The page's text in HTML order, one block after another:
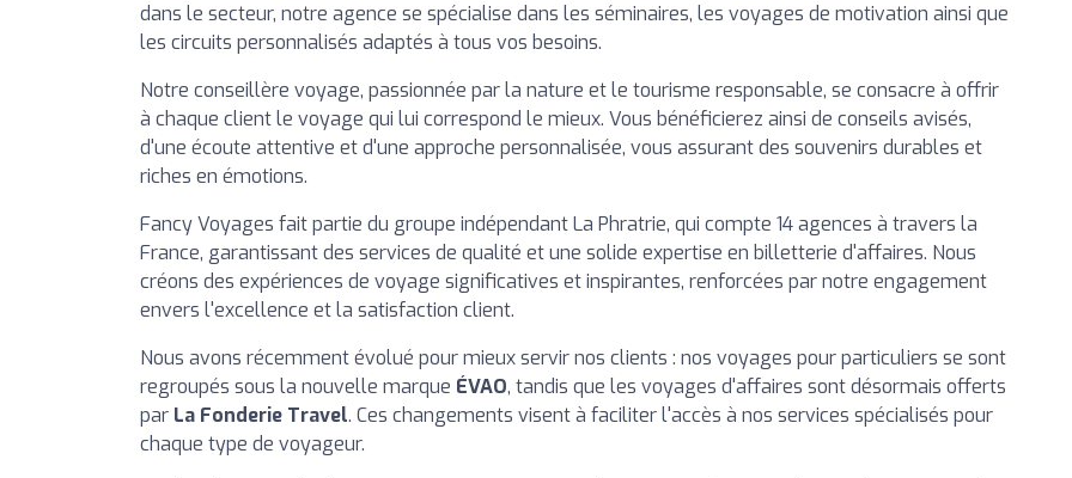
dans le secteur, notre agence se spécialise dans les séminaires, les voyages de motivation ainsi que
les circuits personnalisés adaptés à tous vos besoins.
Notre conseillère voyage, passionnée par la nature et le tourisme responsable, se consacre à offrir
à chaque client le voyage qui lui correspond le mieux. Vous bénéficierez ainsi de conseils avisés,
d'une écoute attentive et d'une approche personnalisée, vous assurant des souvenirs durables et
riches en émotions.
Fancy Voyages fait partie du groupe indépendant La Phratrie, qui compte 14 agences à travers la
France, garantissant des services de qualité et une solide expertise en billetterie d'affaires. Nous
créons des expériences de voyage significatives et inspirantes, renforcées par notre engagement
envers l'excellence et la satisfaction client.
Nous avons récemment évolué pour mieux servir nos clients : nos voyages pour particuliers se sont
regroupés sous la nouvelle marque ÉVAO, tandis que les voyages d'affaires sont désormais offerts
par La Fonderie Travel. Ces changements visent à faciliter l'accès à nos services spécialisés pour
chaque type de voyageur.